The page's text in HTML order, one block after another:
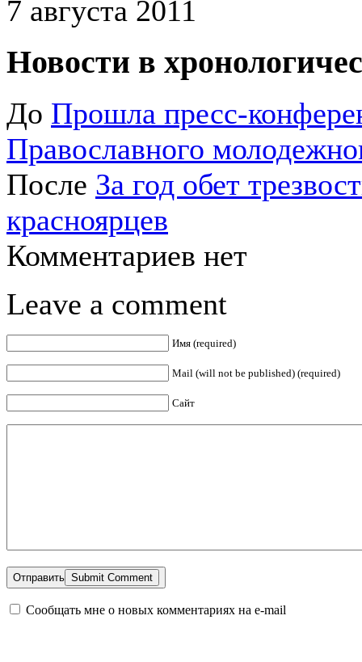
7 августа 2011
Новости в
До Прошла пресс-
Православного
После За год обет
красноярцев
Комментариев нет
Leave a comment
Имя (required)
Mail (will not be published) (required)
Сайт
Отправить
Сообщать мне о новых комментариях на e-mail